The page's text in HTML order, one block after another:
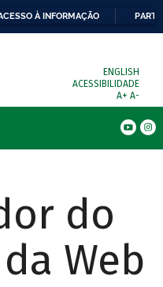
À INFORMAÇÃO
ENGLISH
ACESSIBILIDADE
A+ A-
do
Web